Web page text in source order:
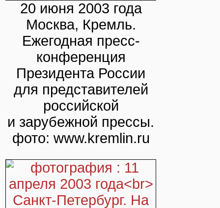
20 июня 2003 года
Москва, Кремль.
Ежегодная пресс-
конференция
Президента России
для представителей
российской
и зарубежной прессы.
фото: www.kremlin.ru